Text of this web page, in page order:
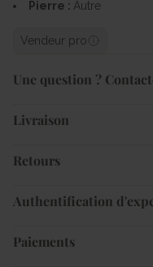
Pierre : Autre
Vendeur pro
Une question ?
Livraison
Retours
Authentification
Paiements